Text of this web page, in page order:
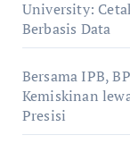
University:
Berbasis Data
Bersama IPB,
Kemiskinan
Presisi